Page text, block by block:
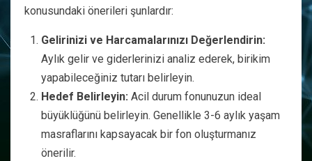
konusundaki önerileri şunlardır:
Gelirinizi ve Harcamalarınızı Değerlendirin:
Aylık gelir ve giderlerinizi analiz ederek, birikim
yapabileceğiniz tutarı belirleyin.
Hedef Belirleyin: Acil durum fonunuzun ideal
büyüklüğünü belirleyin. Genellikle 3-6 aylık yaşam
masraflarını kapsayacak bir fon oluşturmanız
önerilir.